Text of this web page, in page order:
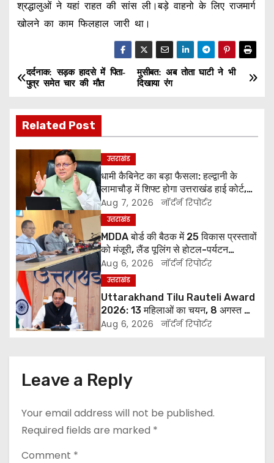
श्रद्धालुओं ने यहां राहत की सांस ली।बड़े वाहनो के लिए राजमार्ग
खोलने का काम फिलहाल जारी था।
P
s
t
n
a
v
i
g
a
t
o
n
मुसीबत: अब तोता घाटी ने भी
दिखाया रंग
दर्दनाक: सड़क हादसे में पिता-
पुत्र समेत चार की मौत
Related Post
उत्तराखंड
धामी कैबिनेट का बड़ा फैसला: हल्द्वानी के
लामाचौड़ में शिफ्ट होगा उत्तराखंड हाई कोर्ट,
अन्य महत्वपूर्ण फैसले
Aug 7, 2026 नॉर्दर्न रिपोर्टर
उत्तराखंड
MDDA बोर्ड की बैठक में 25 विकास प्रस्तावों
को मंजूरी, लैंड पूलिंग से होटल-पर्यटन
परियोजनाओं को मिलेगी रफ्तार
Aug 6, 2026 नॉर्दर्न रिपोर्टर
उत्तराखंड
Uttarakhand Tilu Rauteli Award
2026: 13 महिलाओं का चयन, 8 अगस्त को
सीएम धामी करेंगे सम्मानित
Aug 6, 2026 नॉर्दर्न रिपोर्टर
Leave a Reply
Your email address will not be published.
Required fields are marked *
Comment *